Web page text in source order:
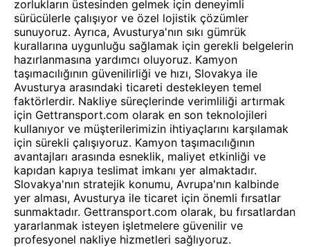
zorlukların üstesinden gelmek için deneyimli
sürücülerle çalışıyor ve özel lojistik çözümler
sunuyoruz. Ayrıca, Avusturya'nın sıkı gümrük
kurallarına uygunluğu sağlamak için gerekli belgelerin
hazırlanmasına yardımcı oluyoruz. Kamyon
taşımacılığının güvenilirliği ve hızı, Slovakya ile
Avusturya arasındaki ticareti destekleyen temel
faktörlerdir. Nakliye süreçlerinde verimliliği artırmak
için Gettransport.com olarak en son teknolojileri
kullanıyor ve müşterilerimizin ihtiyaçlarını karşılamak
için sürekli çalışıyoruz. Kamyon taşımacılığının
avantajları arasında esneklik, maliyet etkinliği ve
kapıdan kapıya teslimat imkanı yer almaktadır.
Slovakya'nın stratejik konumu, Avrupa'nın kalbinde
yer alması, Avusturya ile ticaret için önemli fırsatlar
sunmaktadır. Gettransport.com olarak, bu fırsatlardan
yararlanmak isteyen işletmelere güvenilir ve
profesyonel nakliye hizmetleri sağlıyoruz.